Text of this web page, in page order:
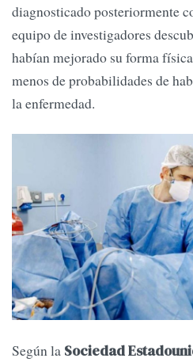
diagnosticado posteriormente
equipo de investigadores
habían mejorado su forma
menos de probabilidades de
la enfermedad.
Según la Sociedad